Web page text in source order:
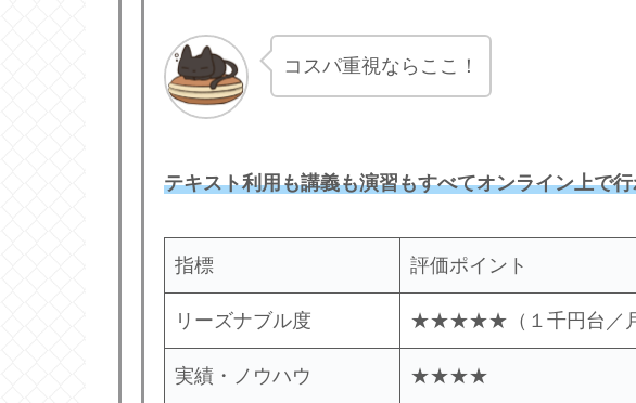
コスパ重視ならここ！
テキスト利用も講義も演習もすべてオンライン上で
指標 評価ポイント
リーズナブル度 ★★★★★（１千円台／月
実績・ノウハウ ★★★★